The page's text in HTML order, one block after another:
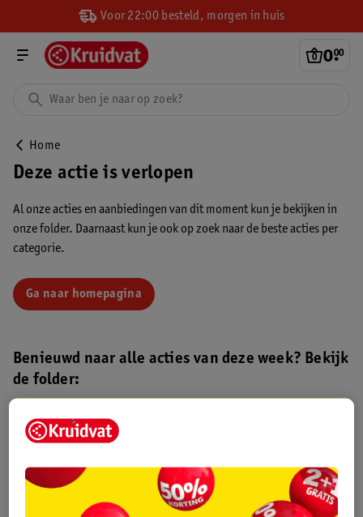
Voor 22:00 besteld, morgen in huis
0.
00
Home
Deze actie is verlopen
Al onze acties en aanbiedingen van dit moment kun je bekijken in
onze folder. Daarnaast kun je ook op zoek naar de beste acties per
categorie.
Ga naar homepagina
Benieuwd naar alle acties van deze week? Bekijk
de folder:
Kruidvat folder
augustus 2026.